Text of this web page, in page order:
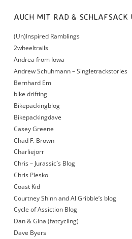
AUCH MIT RAD & SCHLAFSACK
(Un)Inspired Ramblings
2wheeltrails
Andrea from Iowa
Andrew Schuhmann – Singletrackstories
Bernhard Em
bike drifting
Bikepackingblog
Bikepackingdave
Casey Greene
Chad F. Brown
Charliejorr
Chris – Jurassic´s Blog
Chris Plesko
Coast Kid
Courtney Shinn and Al Gribble’s blog
Cycle of Assiction Blog
Dan & Gina (fatcycling)
Dave Byers